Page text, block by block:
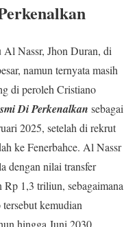
Nassr, Jhon Duran, di
namun ternyata masih
di peroleh Cristiano
Di Perkenalkan sebagai
2025, setelah di rekrut
ke Fenerbahce. Al Nassr
dengan nilai transfer
Rp 1,3 triliun, sebagaimana
kemudian
hingga Juni 2030.